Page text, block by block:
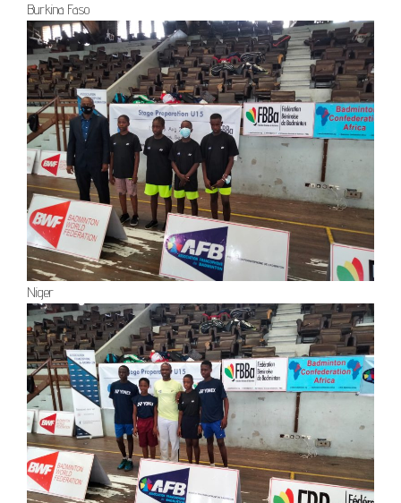
Burkina Faso
Niger